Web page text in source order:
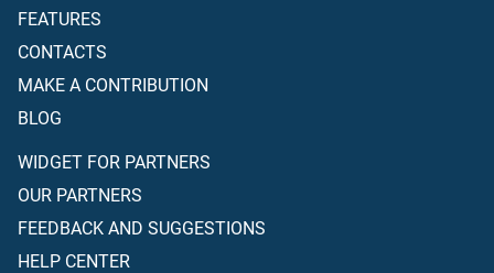
FEATURES
CONTACTS
MAKE A CONTRIBUTION
BLOG
WIDGET FOR PARTNERS
OUR PARTNERS
FEEDBACK AND SUGGESTIONS
HELP CENTER